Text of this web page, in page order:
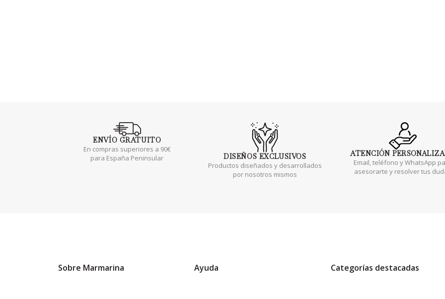
ENVÍO GRATUITO
En compras superiores a 90€
para España Peninsular
DISEÑOS EXCLUSIVOS
Productos diseñados y desarrollados
por nosotros mismos
ATENCIÓN
Email, teléfono y WhatsApp
asesorarte y resolver tus
Sobre Marmarina Ayuda Categorías destacadas